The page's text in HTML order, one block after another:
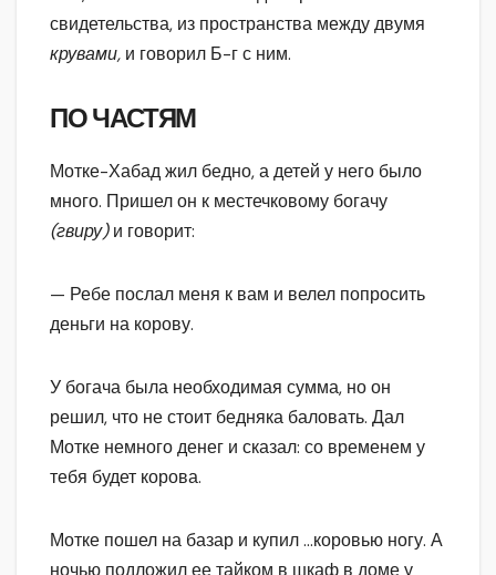
свидетельства, из пространства между двумя
крувами, и говорил Б-г с ним.
ПО ЧАСТЯМ
Мотке-Хабад жил бедно, а детей у него было
много. Пришел он к местечковому богачу
(гвиру)и говорит:
— Ребе послал меня к вам и велел попросить
деньги на корову.
У богача была необходимая сумма, но он
решил, что не стоит бедняка баловать. Дал
Мотке немного денег и сказал: со временем у
тебя будет корова.
Мотке пошел на базар и купил …коровью ногу. А
ночью подложил ее тайком в шкаф в доме у